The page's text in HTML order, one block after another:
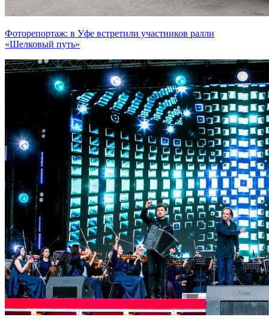
Фоторепортаж: в Уфе встретили участников ралли
«Шелковый путь»